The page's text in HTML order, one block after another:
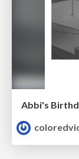
Abbi's